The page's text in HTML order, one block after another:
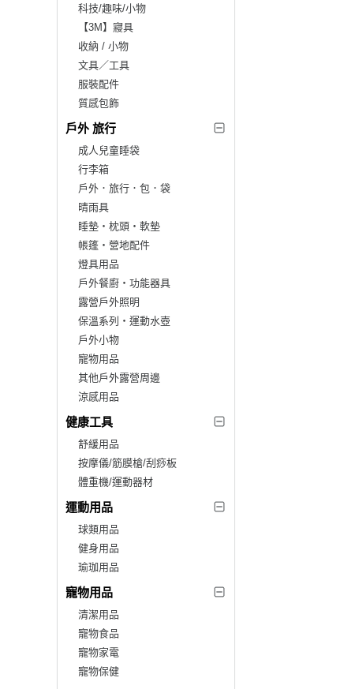
科技/趣味/小物
【3M】寢具
收納 / 小物
文具／工具
服裝配件
質感包飾
戶外 旅行
成人兒童睡袋
行李箱
戶外．旅行．包．袋
晴雨具
睡墊‧枕頭‧軟墊
帳篷‧營地配件
燈具用品
戶外餐廚‧功能器具
露營戶外照明
保溫系列‧運動水壺
戶外小物
寵物用品
其他戶外露營周邊
涼感用品
健康工具
舒緩用品
按摩儀/筋膜槍/刮痧板
體重機/運動器材
運動用品
球類用品
健身用品
瑜珈用品
寵物用品
清潔用品
寵物食品
寵物家電
寵物保健